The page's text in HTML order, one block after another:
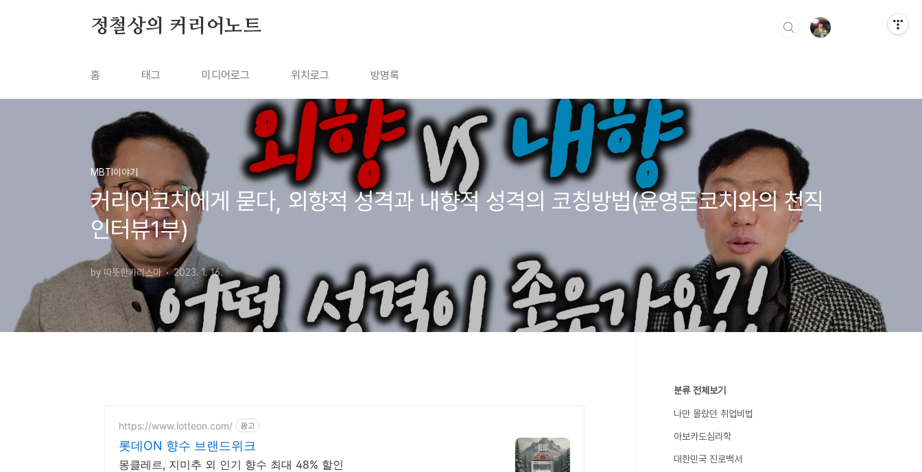
정철상의 커리어노트
홈 태그 미디어로그 위치로그 방명록
MBTI이야기
커리어코치에게 묻다, 외향적 성격과 내향적 성격의 코칭방법(윤영돈코치와의 천직
인터뷰1부)
by 따뜻한카리스마 2023. 1. 16.
https://www.lotteon.com/ 광고
롯데ON 향수 브랜드위크
몽클레르, 지미추 외 인기 향수 최대 48% 할인
분류 전체보기
나만 몰랐던 취업비법
아보카도심리학
대한민국 진로백서